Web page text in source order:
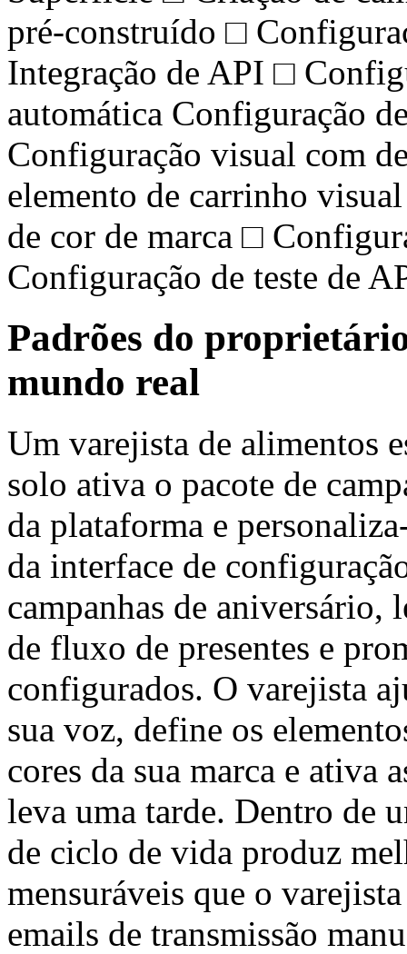
pré-construído □
Integração de API □
automática Configuração
Configuração visual com
elemento de carrinho
de cor de marca □
Configuração de teste de
Padrões do
mundo real
Um varejista de alimentos
solo ativa o pacote de
da plataforma e
da interface de
campanhas de aniversário,
de fluxo de presentes e
configurados. O varejista
sua voz, define os
cores da sua marca e ativa
leva uma tarde. Dentro de
de ciclo de vida produz
mensuráveis que o
emails de transmissão